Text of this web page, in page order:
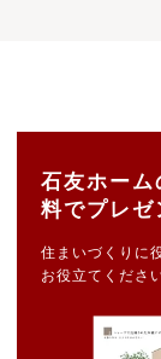
石友ホーム
料でプレゼ
住まいづくりに
お役立てください